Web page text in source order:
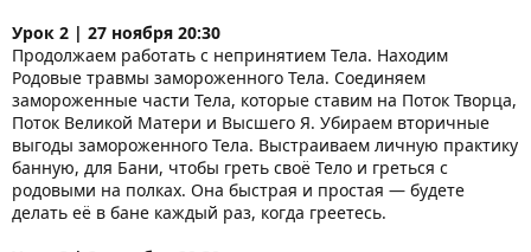
Урок 2 | 27 ноября 20:30
Продолжаем работать с непринятием Тела. Находим
Родовые травмы замороженного Тела. Соединяем
замороженные части Тела, которые ставим на Поток Творца,
Поток Великой Матери и Высшего Я. Убираем вторичные
выгоды замороженного Тела. Выстраиваем личную практику
банную, для Бани, чтобы греть своё Тело и греться с
родовыми на полках. Она быстрая и простая — будете
делать её в бане каждый раз, когда греетесь.